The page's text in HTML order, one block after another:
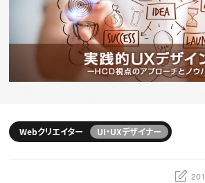
RECRUIT
クリエイター求人を探す
CREATIVE JOB求人検索
特集求人
採用説明会
スキルアップしたい！
デザイン
TOP Creator’s コラム
Webクリエイター UI・UXデザイナー